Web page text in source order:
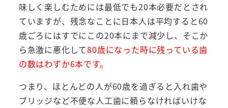
味しく楽しむためには最低でも20本必要だとされ
ていますが、残念なことに日本人は平均すると60
歳ごろにはすでにこの20本にまで減少し、そこか
ら急激に悪化して80歳になった時に残っている歯
の数はわずか6本です。
つまり、ほとんどの人が60歳を過ぎると入れ歯や
ブリッジなど不便な人工歯に頼らなければいけな